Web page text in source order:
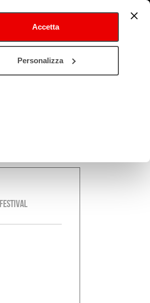
Accetta
Personalizza
Cultura estero
festival